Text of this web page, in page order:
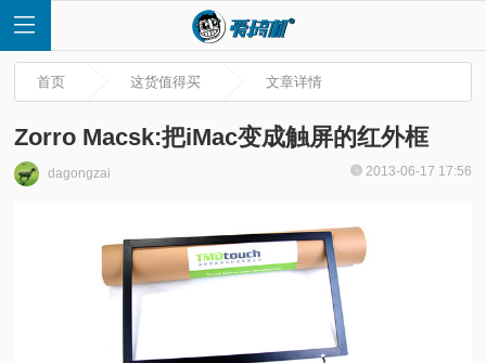
首页 这货值得买 文章详情
Zorro Macsk:把iMac变成触屏的红外框
dagongzai 2013-06-17 17:56